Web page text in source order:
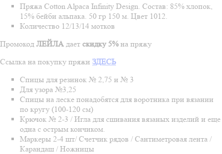
Пряжа Cotton Alpaca Infinity Design. Состав: 85% хлопок,
15% бейби альпака. 50 гр 150 м. Цвет 1012.
Количество 12/13/14 мотков
Промокод ЛЕЙЛА дает скидку 5%на пряжу
Ссылка на покупку пряжи ЗДЕСЬ
Спицы для резинок № 2,75 и № 3
Для узора №3,25
Спицы на леске понадобятся для воротника при вязании
по кругу (100-120 см)
Крючок № 2-3 / Игла для сшивания вязаных изделий и еще
одна с острым кончиком.
Маркеры 2-4 шт/ Счетчик рядов / Сантиметровая лента /
Карандаш / Ножницы